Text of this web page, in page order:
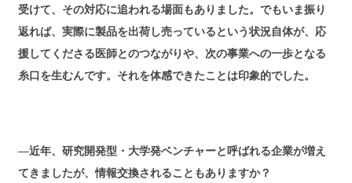
受けて、その対応に追われる場面もありました。でもいま振り
返れば、実際に製品を出荷し売っているという状況自体が、応
援してくださる医師とのつながりや、次の事業への一歩となる
糸口を生むんです。それを体感できたことは印象的でした。
―近年、研究開発型・大学発ベンチャーと呼ばれる企業が増え
てきましたが、情報交換されることもありますか？